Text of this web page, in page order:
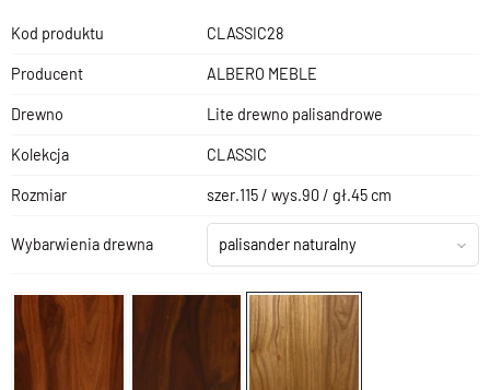
Kod produktu CLASSIC28
Producent ALBERO MEBLE
Drewno Lite drewno palisandrowe
Kolekcja CLASSIC
Rozmiar szer.115 / wys.90 / gł.45 cm
Wybarwienia drewna palisander naturalny